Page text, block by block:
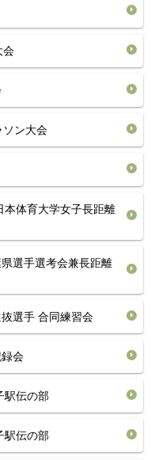
会
ソン大会
本体育大学女子長距離
選手選考会兼長距離
選手 合同練習会
会
駅伝の部
駅伝の部